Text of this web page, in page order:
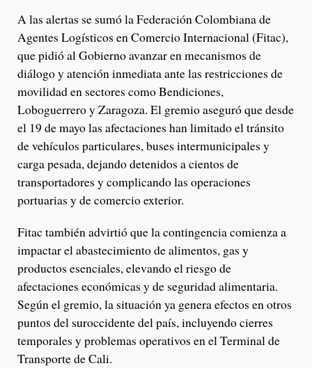
A las alertas se sumó la Federación Colombiana de
Agentes Logísticos en Comercio Internacional (Fitac),
que pidió al Gobierno avanzar en mecanismos de
diálogo y atención inmediata ante las restricciones de
movilidad en sectores como Bendiciones,
Loboguerrero y Zaragoza. El gremio aseguró que desde
el 19 de mayo las afectaciones han limitado el tránsito
de vehículos particulares, buses intermunicipales y
carga pesada, dejando detenidos a cientos de
transportadores y complicando las operaciones
portuarias y de comercio exterior.
Fitac también advirtió que la contingencia comienza a
impactar el abastecimiento de alimentos, gas y
productos esenciales, elevando el riesgo de
afectaciones económicas y de seguridad alimentaria.
Según el gremio, la situación ya genera efectos en otros
puntos del suroccidente del país, incluyendo cierres
temporales y problemas operativos en el Terminal de
Transporte de Cali.